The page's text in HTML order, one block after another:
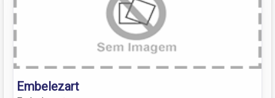
Embelezart